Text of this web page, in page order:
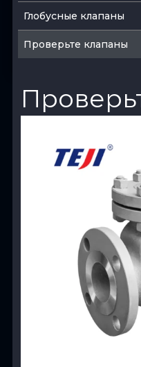
Глобусные клапаны
Проверьте клапаны